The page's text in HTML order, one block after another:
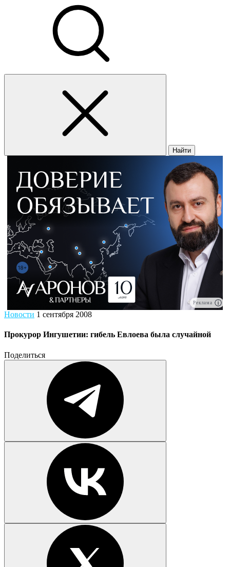
Найти
Реклама
Новости 1 сентября 2008
Прокурор Ингушетии: гибель Евлоева была случайной
Поделиться